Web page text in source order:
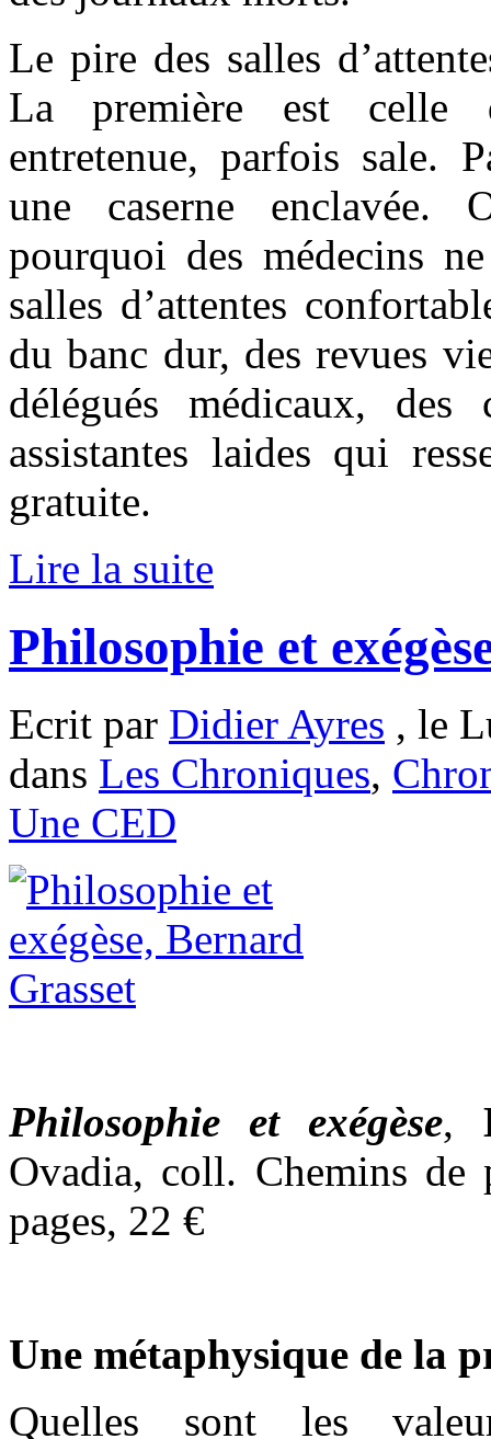
Le pire des salles
La première est celle
entretenue, parfois sale.
une caserne enclavée.
pourquoi des médecins
salles d’attentes
du banc dur, des revues
délégués médicaux, des
assistantes laides qui
gratuite.
Lire la suite
Philosophie et
Ecrit par Didier Ayres , le
dans Les Chroniques,
Une CED
Philosophie et exégèse,
Ovadia, coll. Chemins de
pages, 22 €
Une métaphysique de la
Quelles sont les